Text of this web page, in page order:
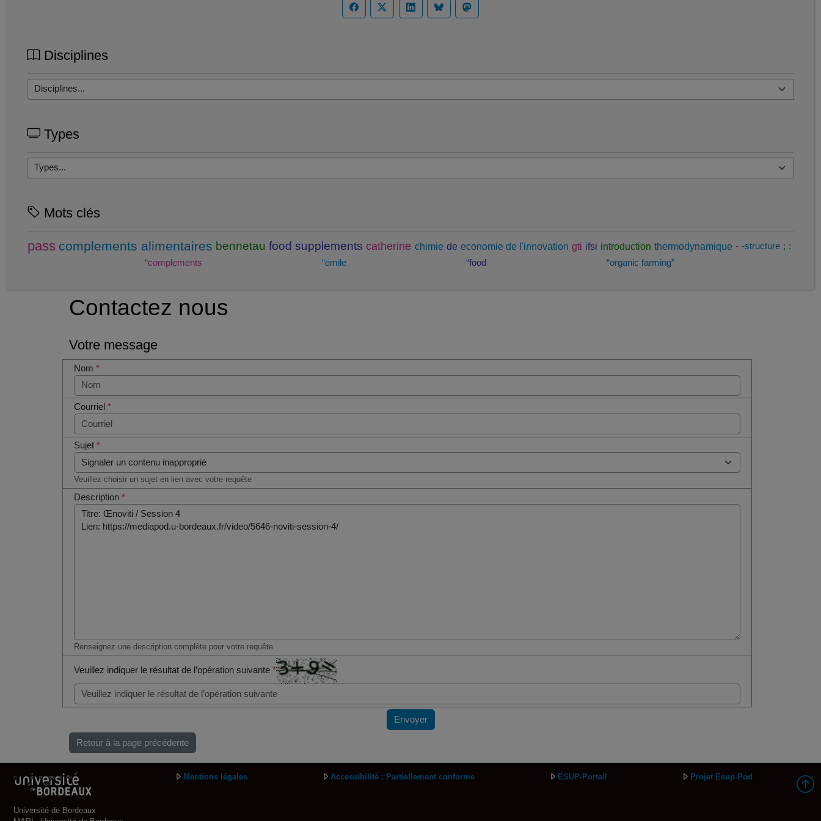
Disciplines
Types
Mots clés
pass complements alimentaires bennetau food supplements catherine chimie de economie de l'innovation gti ifsi introduction thermodynamique - -structure ; :
“complements
“emile “food “organic farming”
Contactez nous
Votre message
Nom*
Courriel*
Sujet*
Veuillez choisir un sujet en lien avec votre requête
Description*
Renseignez une description complète pour votre requête
Veuillez indiquer le résultat de l’opération suivante*
Envoyer
Retour à la page précédente
Université de Bordeaux
Mentions légales Accessibilité : Partiellement conforme ESUP-Portail Projet Esup-Pod